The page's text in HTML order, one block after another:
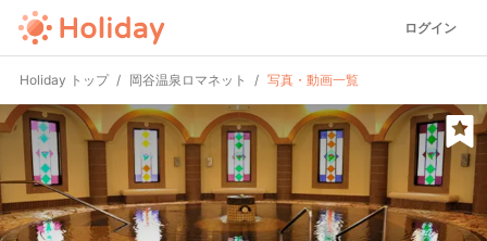
ログイン
Holiday トップ 岡谷温泉ロマネット 写真・動画一覧